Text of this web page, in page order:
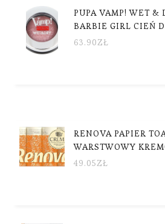
PUPA VAMP! WET &
BARBIE GIRL CIEŃ
63.90ZŁ
RENOVA PAPIER
WARSTWOWY
49.05ZŁ